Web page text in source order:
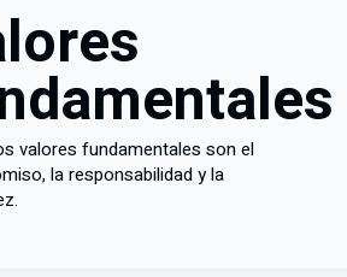
valores fundamentales son el
la responsabilidad y la